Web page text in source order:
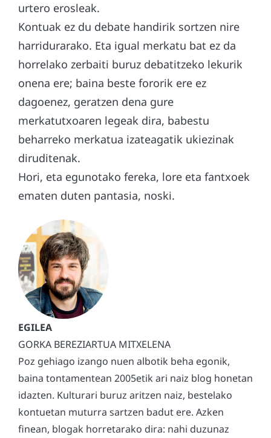
urtero erosleak.
Kontuak ez du debate handirik sortzen nire
harridurarako. Eta igual merkatu bat ez da
horrelako zerbaiti buruz debatitzeko lekurik
onena ere; baina beste fororik ere ez
dagoenez, geratzen dena gure
merkatutxoaren legeak dira, babestu
beharreko merkatua izateagatik ukiezinak
diruditenak.
Hori, eta egunotako fereka, lore eta fantxoek
ematen duten pantasia, noski.
GORKA BEREZIARTUA MITXELENA
Poz gehiago izango nuen albotik beha egonik,
baina tontamentean 2005etik ari naiz blog honetan
idazten. Kulturari buruz aritzen naiz, bestelako
kontuetan muturra sartzen badut ere. Azken
finean, blogak horretarako dira: nahi duzunaz